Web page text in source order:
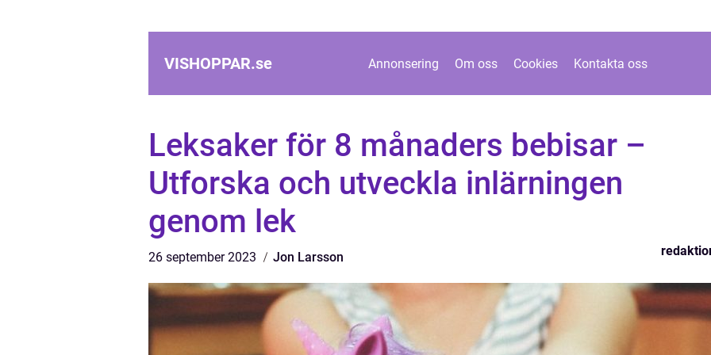
VISHOPPAR.se Annonsering Om oss Cookies Kontakta oss
Leksaker för 8 månaders bebisar –
Utforska och utveckla inlärningen
genom lek
26 september 2023 Jon Larsson